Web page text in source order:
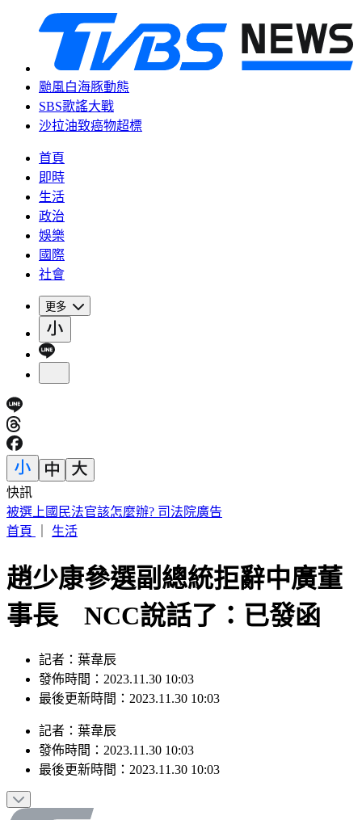
颱風白海豚動態
SBS歌謠大戰
沙拉油致癌物超標
首頁
即時
生活
政治
娛樂
國際
社會
更多
快訊
快訊／1億大樂透開獎！8/7「中獎號碼」出爐
首頁
生活
趙少康參選副總統拒辭中廣董
事長 NCC說話了：已發函
記者：葉韋辰
發佈時間：2023.11.30 10:03
最後更新時間：2023.11.30 10:03
記者 ： 葉韋辰
發佈時間： 2023.11.30 10:03
最後更新時間： 2023.11.30 10:03